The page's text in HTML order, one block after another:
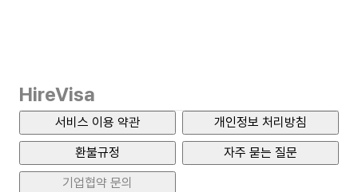
HireVisa
서비스 이용 약관
개인정보 처리방침
환불규정
자주 묻는 질문
기업협약 문의